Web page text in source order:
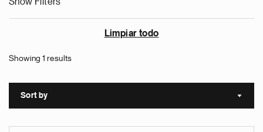
Limpiar todo
Showing 1 results
Sort by Sort